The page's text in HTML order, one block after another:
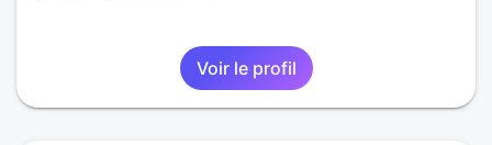
Voir le profil